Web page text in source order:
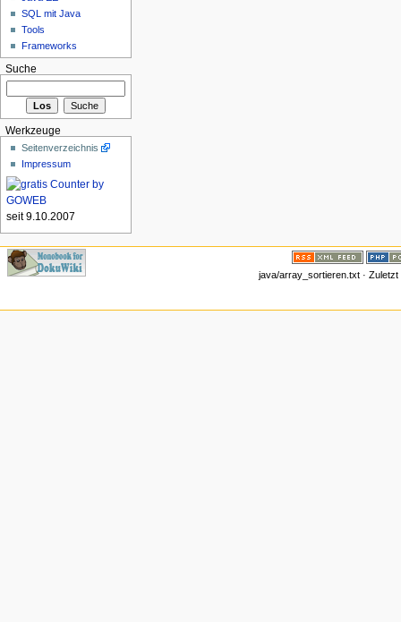
SQL mit Java
Tools
Frameworks
Suche
Werkzeuge
Seitenverzeichnis
Impressum
seit 9.10.2007
java/array_sortieren.txt ·